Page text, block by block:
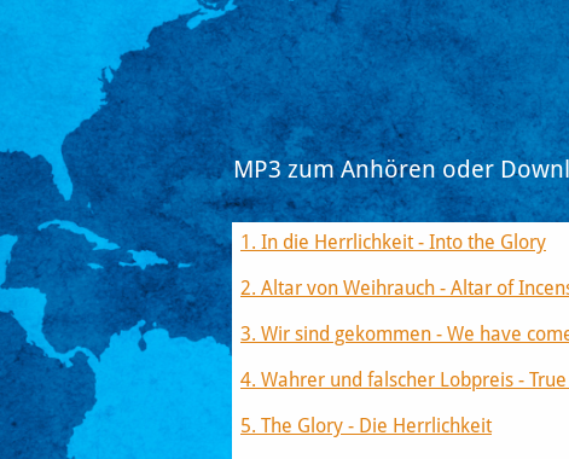
MP3 zum Anhören oder
1. In die Herrlichkeit - Into the Glory​
2. Altar von Weihrauch - Altar of
3. Wir sind gekommen - We have
4. Wahrer und falscher Lobpreis -
5. The Glory - Die Herrlichkeit